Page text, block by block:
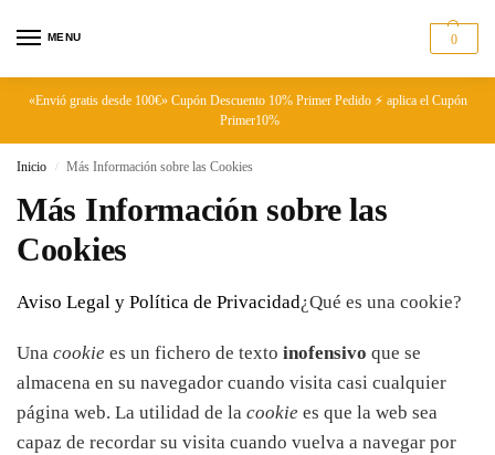
MENU 0
«Envió gratis desde 100€» Cupón Descuento 10% Primer Pedido ⚡ aplica el Cupón
Primer10%
Inicio / Más Información sobre las Cookies
Más Información sobre las
Cookies
Aviso Legal y Política de Privacidad¿Qué es una cookie?
Una cookie es un fichero de texto inofensivo que se
almacena en su navegador cuando visita casi cualquier
página web. La utilidad de la cookie es que la web sea
capaz de recordar su visita cuando vuelva a navegar por